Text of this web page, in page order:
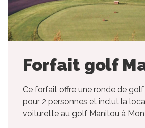
Forfait golf
Ce forfait offre une ronde de
pour 2 personnes et inclut la
voiturette au golf Manitou à